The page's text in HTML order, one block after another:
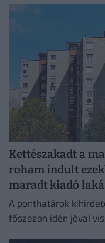
biztosítása érdekében.
Kettészakadt a
roham indult
maradt kiadó
A ponthatárok
főszezon idén jóval